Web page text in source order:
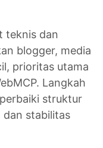
teknis dan
blogger, media
prioritas utama
Langkah
struktur
stabilitas